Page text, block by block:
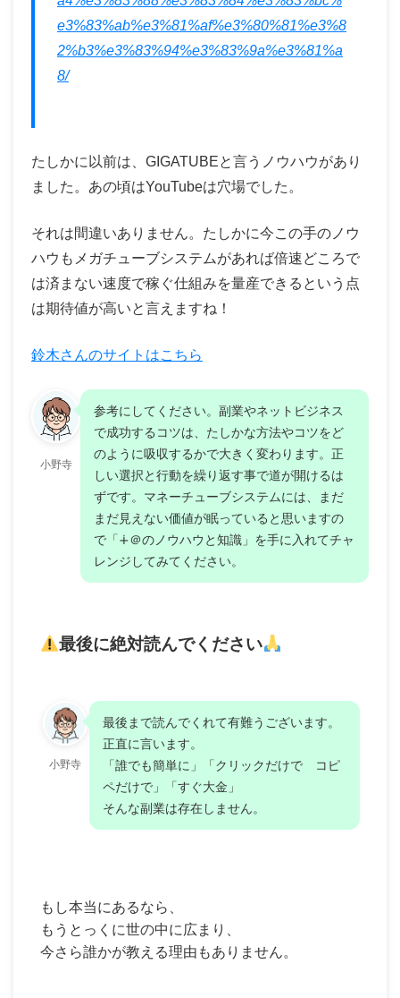
e3%83%ab%e3%81%af%e3%80%81%e3%8
2%b3%e3%83%94%e3%83%9a%e3%81%a
8/
たしかに以前は、GIGATUBEと言うノウハウがあり
ました。あの頃はYouTubeは穴場でした。
それは間違いありません。たしかに今この手のノウ
ハウもメガチューブシステムがあれば倍速どころで
は済まない速度で稼ぐ仕組みを量産できるという点
は期待値が高いと言えますね！
鈴木さんのサイトはこちら
小野寺
参考にしてください。副業やネットビジネス
で成功するコツは、たしかな方法やコツをど
のように吸収するかで大きく変わります。正
しい選択と行動を繰り返す事で道が開けるは
ずです。マネーチューブシステムには、まだ
まだ見えない価値が眠っていると思いますの
で「∔＠のノウハウと知識」を手に入れてチャ
レンジしてみてください。
最後に絶対読んでください
小野寺
最後まで読んでくれて有難うございます。
正直に言います。
「誰でも簡単に」「クリックだけで コピ
ペだけで」「すぐ大金」
そんな副業は存在しません。
もし本当にあるなら、
もうとっくに世の中に広まり、
今さら誰かが教える理由もありません。